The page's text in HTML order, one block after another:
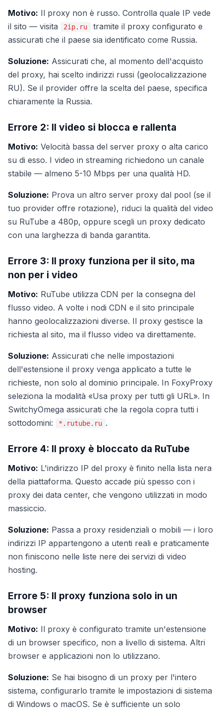
Motivo: Il proxy non è russo. Controlla quale IP vede
il sito — visita
2ip.ru
tramite il proxy configurato e
assicurati che il paese sia identificato come Russia.
Soluzione: Assicurati che, al momento dell'acquisto
del proxy, hai scelto indirizzi russi (geolocalizzazione
RU). Se il provider offre la scelta del paese, specifica
chiaramente la Russia.
Errore 2: Il video si blocca e rallenta
Motivo: Velocità bassa del server proxy o alta carico
su di esso. I video in streaming richiedono un canale
stabile — almeno 5-10 Mbps per una qualità HD.
Soluzione: Prova un altro server proxy dal pool (se il
tuo provider offre rotazione), riduci la qualità del video
su RuTube a 480p, oppure scegli un proxy dedicato
con una larghezza di banda garantita.
Errore 3: Il proxy funziona per il sito, ma
non per i video
Motivo: RuTube utilizza CDN per la consegna del
flusso video. A volte i nodi CDN e il sito principale
hanno geolocalizzazioni diverse. Il proxy gestisce la
richiesta al sito, ma il flusso video va direttamente.
Soluzione: Assicurati che nelle impostazioni
dell'estensione il proxy venga applicato a tutte le
richieste, non solo al dominio principale. In FoxyProxy
seleziona la modalità «Usa proxy per tutti gli URL». In
SwitchyOmega assicurati che la regola copra tutti i
sottodomini:
*.rutube.ru .
Errore 4: Il proxy è bloccato da RuTube
Motivo: L'indirizzo IP del proxy è finito nella lista nera
della piattaforma. Questo accade più spesso con i
proxy dei data center, che vengono utilizzati in modo
massiccio.
Soluzione: Passa a proxy residenziali o mobili — i loro
indirizzi IP appartengono a utenti reali e praticamente
non finiscono nelle liste nere dei servizi di video
hosting.
Errore 5: Il proxy funziona solo in un
browser
Motivo: Il proxy è configurato tramite un'estensione
di un browser specifico, non a livello di sistema. Altri
browser e applicazioni non lo utilizzano.
Soluzione: Se hai bisogno di un proxy per l'intero
sistema, configurarlo tramite le impostazioni di sistema
di Windows o macOS. Se è sufficiente un solo